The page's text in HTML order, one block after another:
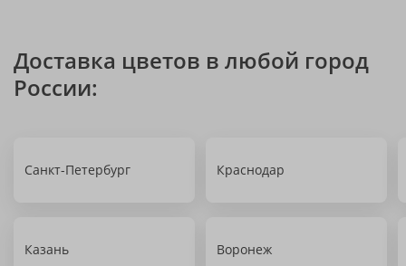
Доставка цветов в любой город
России:
Санкт-Петербург Краснодар
Казань Воронеж